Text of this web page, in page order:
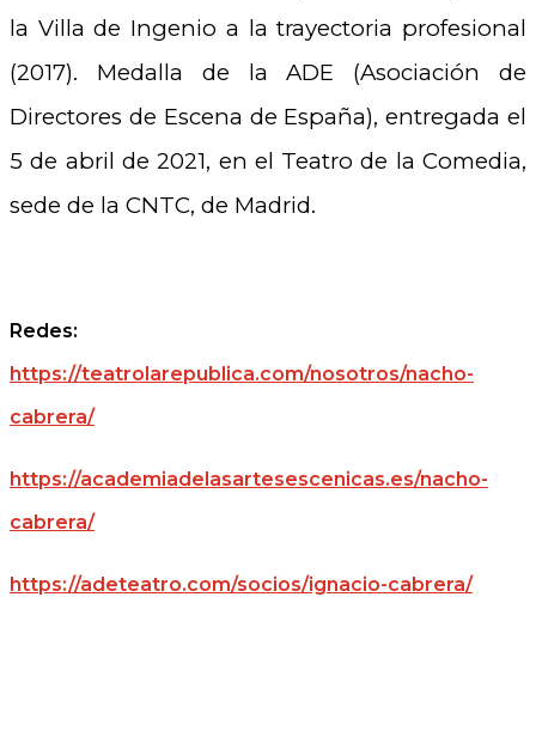
la Villa de Ingenio a la trayectoria profesional
(2017). Medalla de la ADE (Asociación de
Directores de Escena de España), entregada el
5 de abril de 2021, en el Teatro de la Comedia,
sede de la CNTC, de Madrid.
Redes:
https://teatrolarepublica.com/nosotros/nacho-
cabrera/
https://academiadelasartesescenicas.es/nacho-
cabrera/
https://adeteatro.com/socios/ignacio-cabrera/